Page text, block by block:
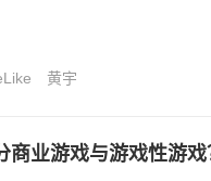
黄宇
业游戏与游戏性游戏